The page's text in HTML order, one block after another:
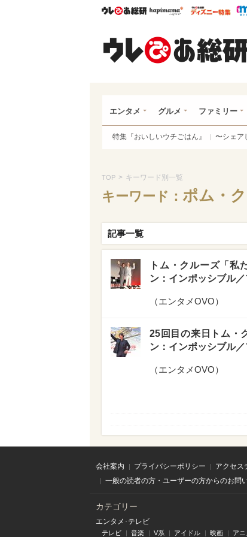
ウレぴあ総研ハピママ* ウ
エンタメ グルメ ファミリー
特集『おいしいウチごはん』 〜シェア
TOP > キーワード別一覧
キーワード： ポム・
記事一覧
トム・クルーズ「私
ン：インポッシブル
（エンタメOVO）
25回目の来日トム・
ン：インポッシブル
（エンタメOVO）
会社案内 プライバシーポリシー アクセス
一般の読者の方・ユーザーの方からのお問
カテゴリー
エンタメ･テレビ
テレビ 音楽 V系 アイドル 映画 アニ